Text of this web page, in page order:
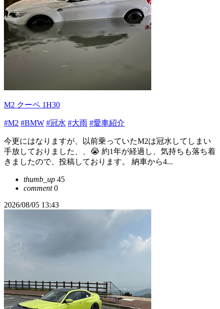
M2 クーペ 1H30
#M2 #BMW #冠水 #大雨 #愛車紹介
今更にはなりますが、以前乗っていたM2は冠水してしまい
手放しておりました、、😭 約1年が経過し、気持ちも落ち着
きましたので、投稿しております。 納車から4...
thumb_up 45
comment0
2026/08/05 13:43